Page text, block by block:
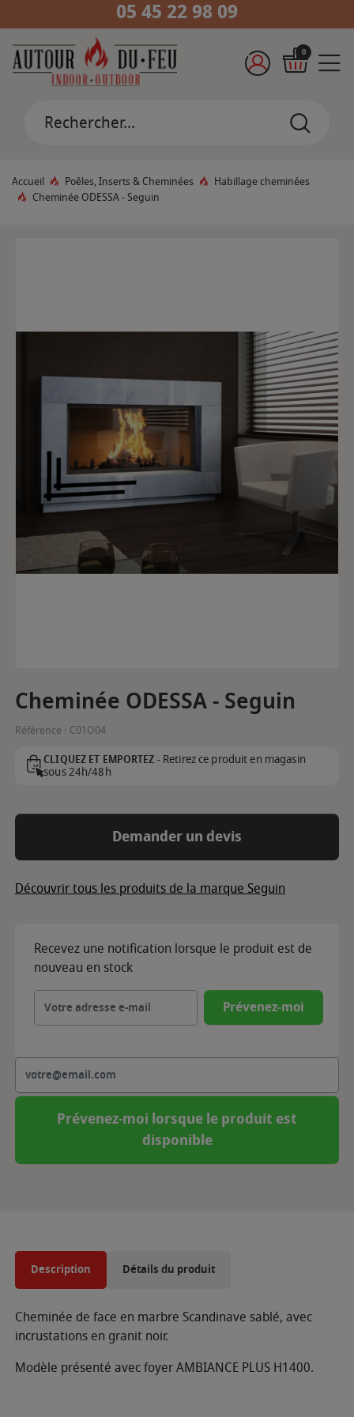
05 45 22 98 09
0
Accueil Poêles, Inserts & Cheminées
Habillage cheminées
Cheminée ODESSA - Seguin
Cheminée ODESSA - Seguin
Référence : C01O04
CLIQUEZ ET EMPORTEZ -Retirez ce produit en magasin
sous 24h/48h
Demander un devis
Découvrir tous les produits de la marque Seguin
Recevez une notification lorsque le produit est de
nouveau en stock
Prévenez-moi
Prévenez-moi lorsque le produit est
disponible
Description Détails du produit
Cheminée de face en marbre Scandinave sablé, avec
incrustations en granit noir.
Modèle présenté avec foyer AMBIANCE PLUS H1400.